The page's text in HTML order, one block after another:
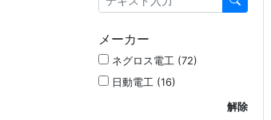
メーカー
ネグロス電工 (72)
日動電工 (16)
解除